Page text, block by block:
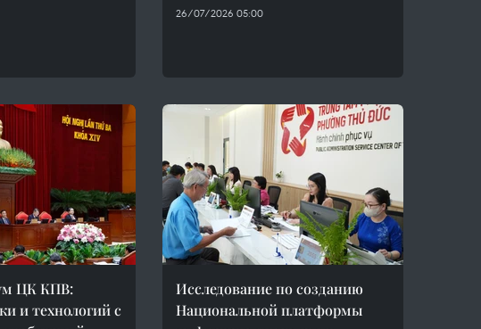
26/07/2026 05:00
ЦК КПВ:
и технологий с
Исследование по созданию
Национальной платформы